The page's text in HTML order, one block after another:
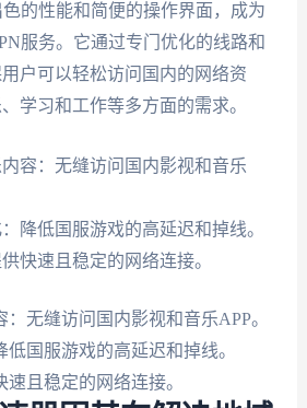
的性能和简便的操作界面，成为
服务。它通过专门优化的线路和
户可以轻松访问国内的网络资
学习和工作等多方面的需求。
容：无缝访问国内影视和音乐
降低国服游戏的高延迟和掉线。
快速且稳定的网络连接。
无缝访问国内影视和音乐APP。
国服游戏的高延迟和掉线。
且稳定的网络连接。